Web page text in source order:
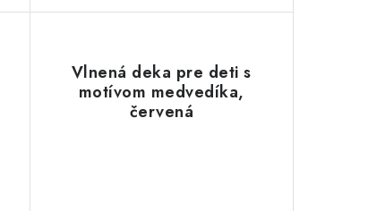
Vlnená deka pre deti s
motívom medvedíka,
červená